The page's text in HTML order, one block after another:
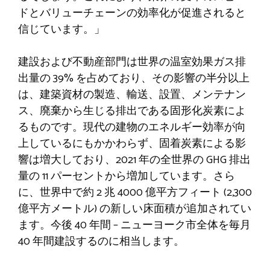
ドとバリューチェーンの効率化が促進されると
信じています。」
建設および不動産部門は世界の温室効果ガス排
出量の 39% を占めており、その影響の半分以上
は、建築資材の製造、輸送、設置、メンテナン
ス、廃棄から生じる排出である固形化炭素によ
るものです。現代の建物のエネルギー効率が向
上しているにもかかわらず、固着炭素による影
響は増大しており、2021 年の全世界の GHG 排出
量の 11 パーセントから増加しています。さら
に、世界中で約 2 兆 4000 億平方フィート (2,300
億平方メートル) の新しい床面積が追加されてい
ます。今後 40 年間 – ニューヨーク市全体を毎月
40 年間建設するのに相当します。